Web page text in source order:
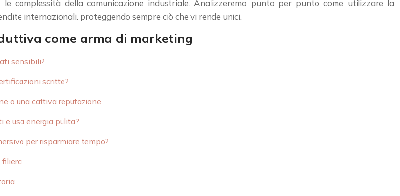
complessità della comunicazione industriale. Analizzeremo punto per punto come utilizzare la
internazionali, proteggendo sempre ciò che vi rende unici.
come arma di marketing
sensibili?
scritte?
o una cattiva reputazione
e usa energia pulita?
per risparmiare tempo?
filiera